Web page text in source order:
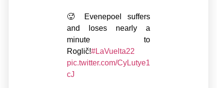
🥵 Evenepoel suffers
and loses nearly a
minute to
Roglič!#LaVuelta22
pic.twitter.com/CyLutye1
cJ